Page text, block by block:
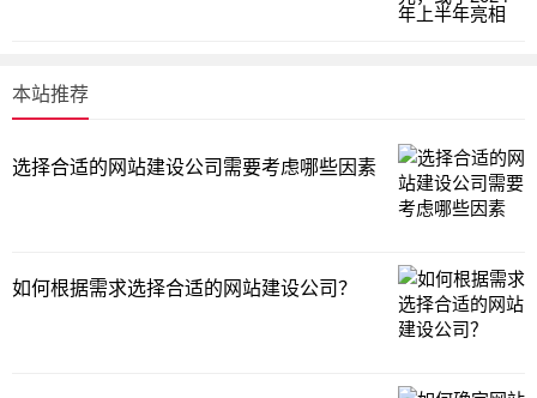
本站推荐
选择合适的网站建设公司需要考虑哪些因素
如何根据需求选择合适的网站建设公司？